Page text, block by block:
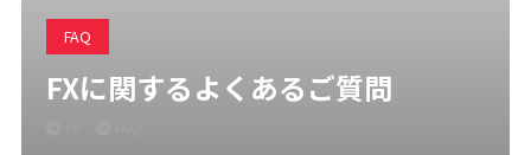
FAQ
FXに関するよくあるご質問